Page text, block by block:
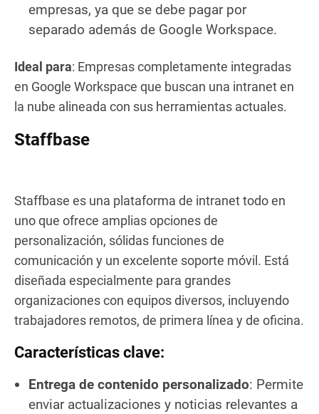
empresas, ya que se debe pagar por
separado además de Google Workspace.
Ideal para: Empresas completamente integradas
en Google Workspace que buscan una intranet en
la nube alineada con sus herramientas actuales.
Staffbase
Staffbase es una plataforma de intranet todo en
uno que ofrece amplias opciones de
personalización, sólidas funciones de
comunicación y un excelente soporte móvil. Está
diseñada especialmente para grandes
organizaciones con equipos diversos, incluyendo
trabajadores remotos, de primera línea y de oficina.
Características clave:
Entrega de contenido personalizado: Permite
enviar actualizaciones y noticias relevantes a